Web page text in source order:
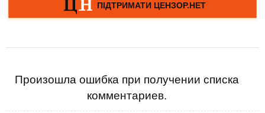
Произошла ошибка при получении списка
комментариев.